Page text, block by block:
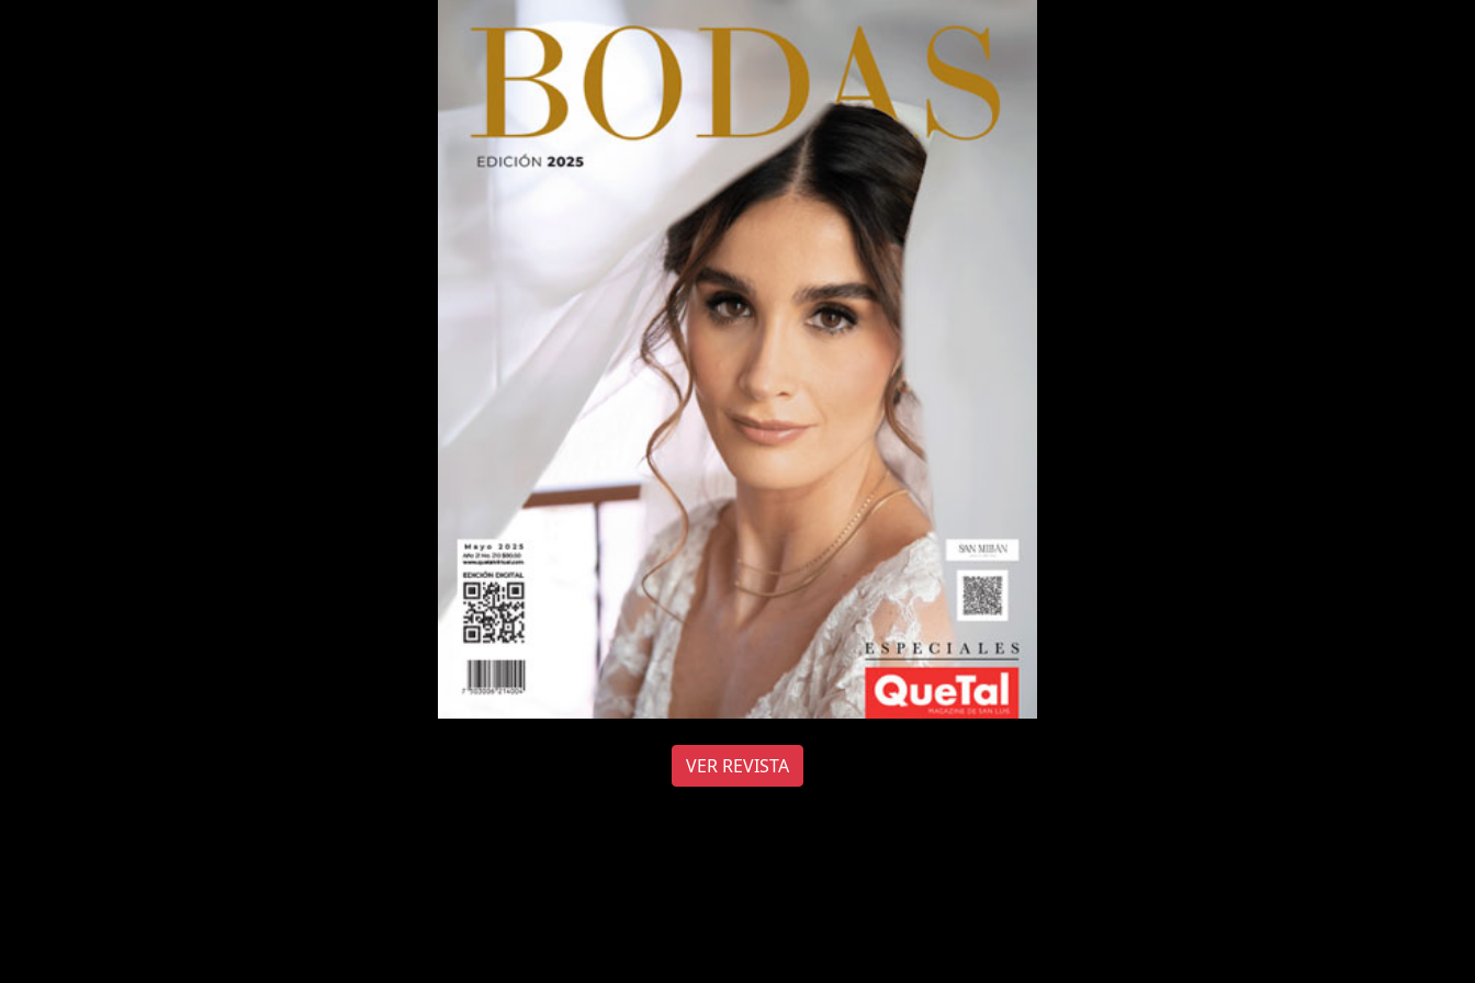
VER REVISTA